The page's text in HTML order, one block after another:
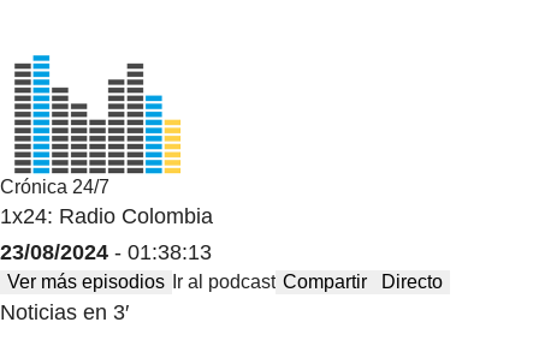
Crónica 24/7
1x24: Radio Colombia
23/08/2024 - 01:38:13
Ver más episodios Ir al podcast Compartir Directo
Noticias en 3′